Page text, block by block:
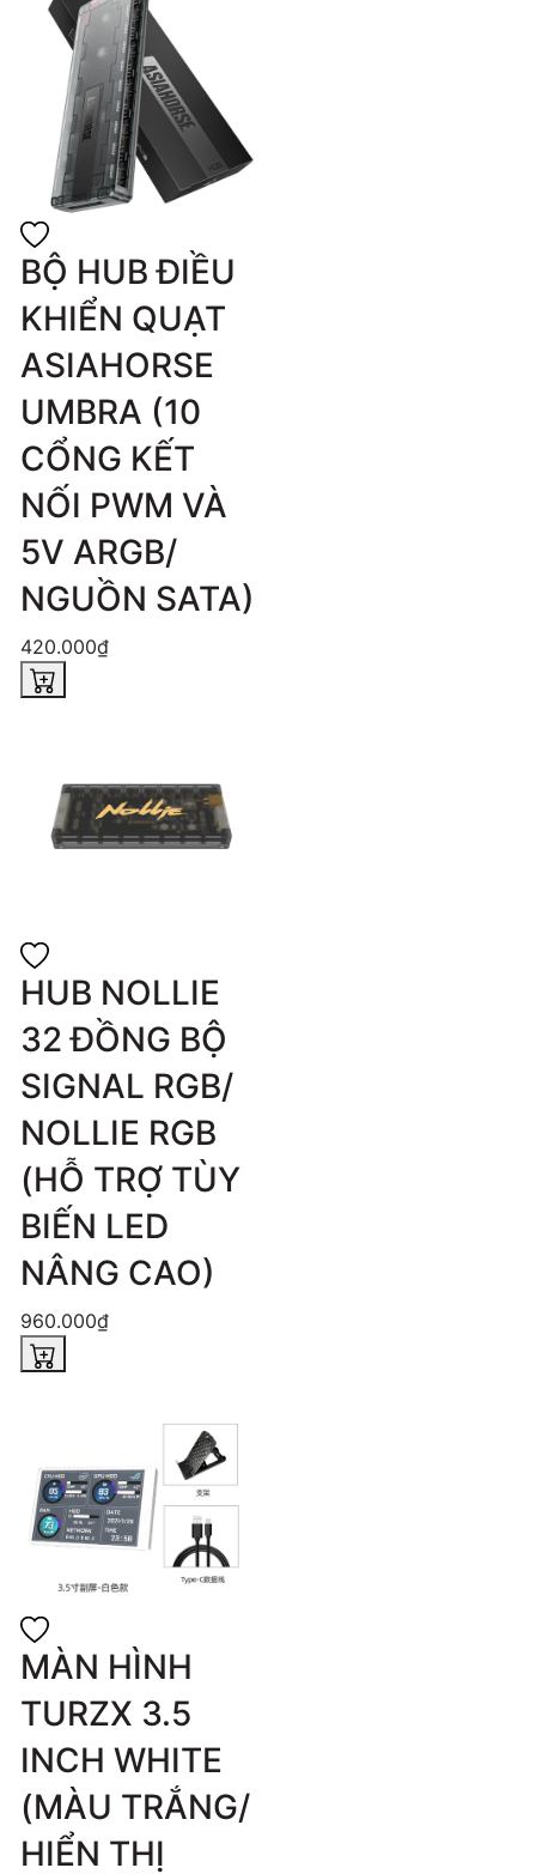
BỘ HUB ĐIỀU
KHIỂN QUẠT
ASIAHORSE
UMBRA (10
CỔNG KẾT
NỐI PWM VÀ
5V ARGB/
NGUỒN SATA)
420.000₫
HUB NOLLIE
32 ĐỒNG BỘ
SIGNAL RGB/
NOLLIE RGB
(HỖ TRỢ TÙY
BIẾN LED
NÂNG CAO)
960.000₫
MÀN HÌNH
TURZX 3.5
INCH WHITE
(MÀU TRẮNG/
HIỂN THỊ